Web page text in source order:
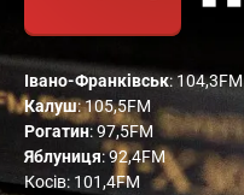
Івано-Франківськ: 104,3FM
Калуш: 105,5FM
Рогатин: 97,5FM
Яблуниця: 92,4FM
Косів: 101,4FM